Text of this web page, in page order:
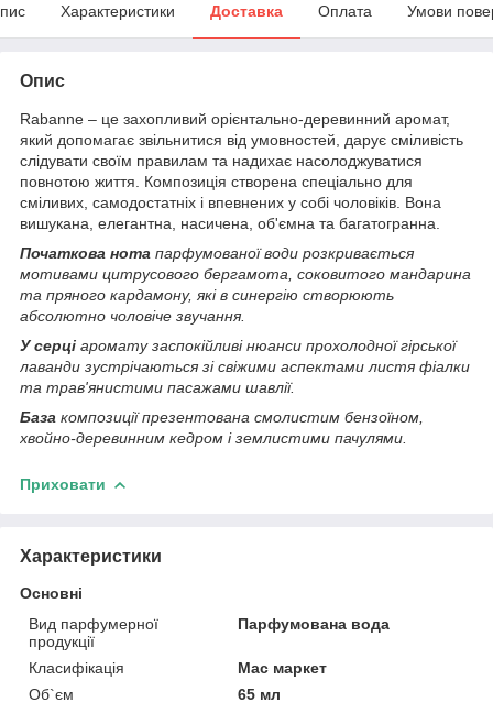
Характеристики Доставка Оплата Умови
Опис
Rabanne – це захопливий орієнтально-деревинний аромат,
який допомагає звільнитися від умовностей, дарує сміливість
слідувати своїм правилам та надихає насолоджуватися
повнотою життя. Композиція створена спеціально для
сміливих, самодостатніх і впевнених у собі чоловіків. Вона
вишукана, елегантна, насичена, об'ємна та багатогранна.
Початкова нота парфумованої води розкривається
мотивами цитрусового бергамота, соковитого мандарина
та пряного кардамону, які в синергію створюють
абсолютно чоловіче звучання.
У серці аромату заспокійливі нюанси прохолодної гірської
лаванди зустрічаються зі свіжими аспектами листя фіалки
та трав'янистими пасажами шавлії.
База композиції презентована смолистим бензоїном,
хвойно-деревинним кедром і землистими пачулями.
Приховати
Характеристики
Основні
Вид парфумерної
продукції
Парфумована вода
Класифікація
Мас маркет
Об`єм
65 мл